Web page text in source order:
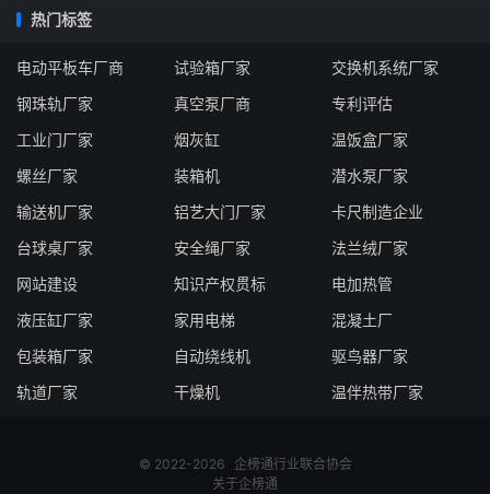
热门标签
电动平板车厂商 试验箱厂家
交换机系统厂家
钢珠轨厂家
真空泵厂商
专利评估
工业门厂家
烟灰缸
温饭盒厂家
螺丝厂家
装箱机
潜水泵厂家
输送机厂家
铝艺大门厂家
卡尺制造企业
台球桌厂家
安全绳厂家
法兰绒厂家
网站建设
知识产权贯标
电加热管
液压缸厂家
家用电梯
混凝土厂
包装箱厂家
自动绕线机
驱鸟器厂家
轨道厂家
干燥机 温伴热带厂家
© 2022-2026 企榜通行业联合协会
关于企榜通